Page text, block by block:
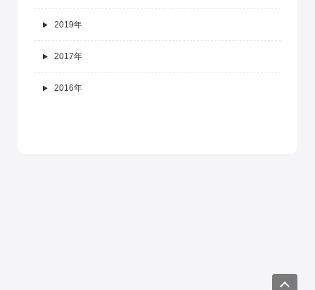
2019年
2017年
2016年